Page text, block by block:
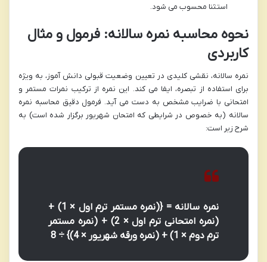
استثنا محسوب می شود.
نحوه محاسبه نمره سالانه: فرمول و مثال
کاربردی
نمره سالانه، نقشی کلیدی در تعیین وضعیت قبولی دانش آموز، به ویژه
برای استفاده از تبصره، ایفا می کند. این نمره از ترکیب نمرات مستمر و
امتحانی با ضرایب مشخص به دست می آید. فرمول دقیق محاسبه نمره
سالانه (به خصوص در شرایطی که امتحان شهریور برگزار شده است) به
شرح زیر است:
نمره سالانه = {(نمره مستمر ترم اول × 1) +
(نمره امتحانی ترم اول × 2) + (نمره مستمر
ترم دوم × 1) + (نمره ورقه شهریور × 4)} ÷ 8